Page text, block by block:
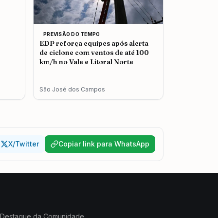
PREVISÃO DO TEMPO
EDP reforça equipes após alerta
de ciclone com ventos de até 100
km/h no Vale e Litoral Norte
São José dos Campos
X/Twitter Copiar link para WhatsApp
Destaque da Comunidade